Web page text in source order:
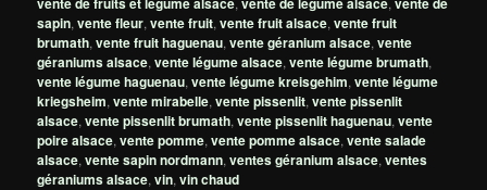
sapin,vente fleur,vente fruit,vente fruit alsace,vente fruit
brumath,vente fruit haguenau,vente géranium alsace,vente
géraniums alsace,vente légume alsace,vente légume brumath,
vente légume haguenau,vente légume kreisgehim,vente légume
kriegsheim,vente mirabelle,vente pissenlit,vente pissenlit
alsace,vente pissenlit brumath,vente pissenlit haguenau,vente
poire alsace,vente pomme,vente pomme alsace,vente salade
alsace,vente sapin nordmann,ventes géranium alsace,ventes
géraniums alsace,vin,vin chaud